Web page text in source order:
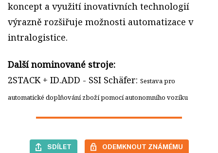
koncept a využití inovativních technologií
výrazně rozšiřuje možnosti automatizace v
intralogistice.
Další nominované stroje:
2STACK + ID.ADD - SSI Schäfer: Sestava pro
automatické doplňování zboží pomocí autonomního vozíku
SDÍLET ODEMKNOUT ZNÁMÉMU